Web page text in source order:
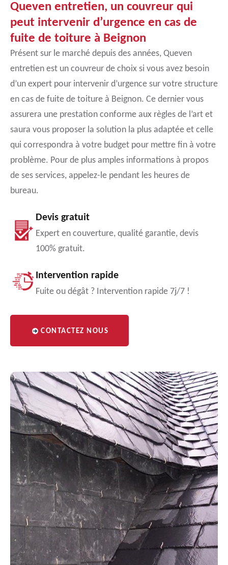
Queven entretien, un couvreur qui
peut intervenir d’urgence en cas de
fuite de toiture à Beignon
Présent sur le marché depuis des années, Queven
entretien est un couvreur de choix si vous avez besoin
d’un expert pour intervenir d’urgence sur votre structure
en cas de fuite de toiture à Beignon. Ce dernier vous
assurera une prestation conforme aux règles de l’art et
saura vous proposer la solution la plus adaptée et celle
qui correspondra à votre budget pour mettre fin à votre
problème. Pour de plus amples informations à propos
de ses services, appelez-le pendant les heures de
bureau.
Devis gratuit
Expert en couverture, qualité garantie, devis
100% gratuit.
Intervention rapide
Fuite ou dégât ? Intervention rapide 7j/7 !
CONTACTEZ NOUS